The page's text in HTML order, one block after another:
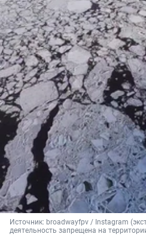
Источник: broadwayfpv / Instagram
деятельность запрещена на